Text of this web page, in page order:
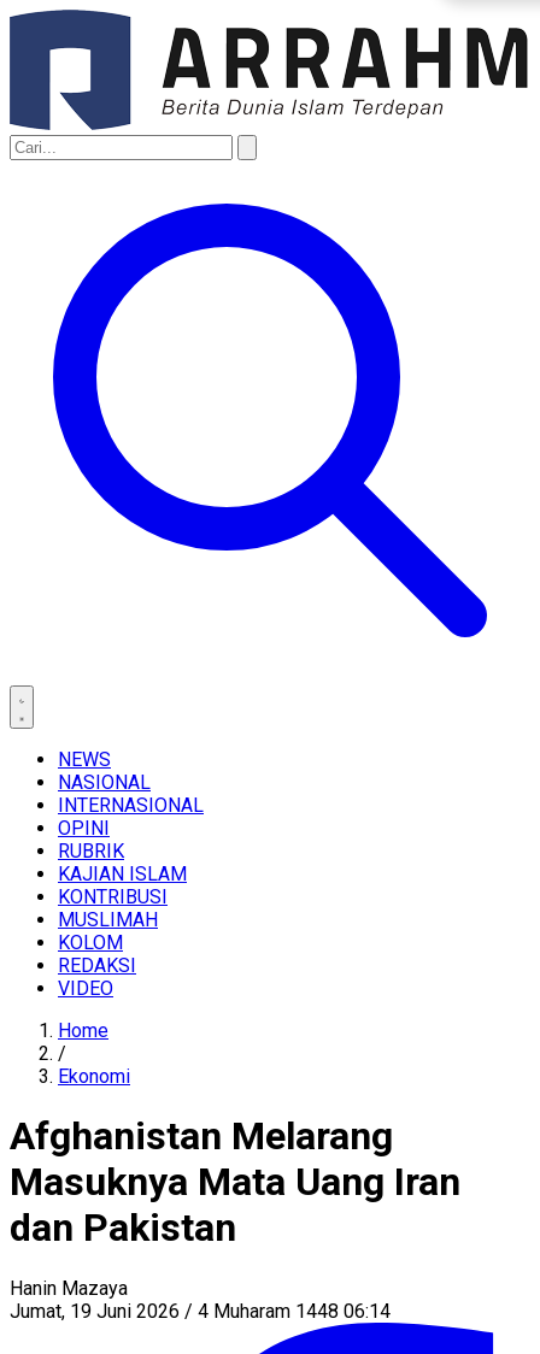
NEWS
NASIONAL
INTERNASIONAL
OPINI
RUBRIK
KAJIAN ISLAM
KONTRIBUSI
MUSLIMAH
KOLOM
REDAKSI
VIDEO
Home
/
Ekonomi
Afghanistan Melarang
Masuknya Mata Uang Iran
dan Pakistan
Hanin Mazaya
Jumat, 19 Juni 2026 / 4 Muharam 1448 06:14